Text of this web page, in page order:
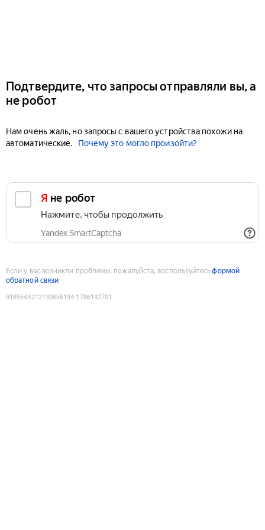
Подтвердите, что запросы отправляли вы, а
не робот
Нам очень жаль, но запросы с вашего устройства похожи на
автоматические.
Почему это могло произойти?
Я не робот
Нажмите, чтобы продолжить
Yandex SmartCaptcha
Если у вас возникли проблемы, пожалуйста, воспользуйтесьформой
обратной связи
9185543212130656194:1786142701